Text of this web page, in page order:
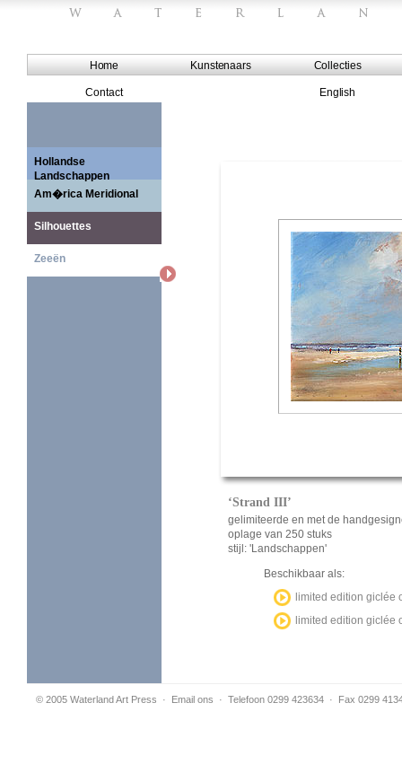
Home Kunstenaars Collecties
Contact English
Hollandse
Landschappen
Am�rica Meridional
Silhouettes
Zeeën
‘Strand III’
gelimiteerde en met de
oplage van 250 stuks
stijl: 'Landschappen'
Beschikbaar als:
limited edition giclée
limited edition giclée
© 2005 Waterland Art Press · Email ons · Telefoon 0299 423634 · Fax 0299